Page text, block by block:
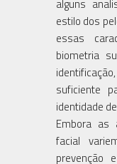
alguns
estilo dos
essas
biometria
suficiente
identidade
Embora as
facial
prevenção